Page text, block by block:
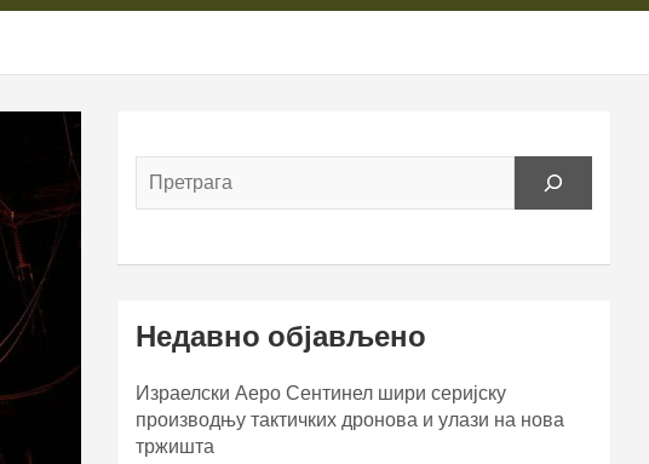
Недавно објављено
Израелски Аеро Сентинел шири серијску
производњу тактичких дронова и улази на нова
тржишта